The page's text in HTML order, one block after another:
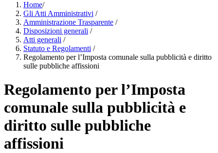
Home/
Gli Atti Amministrativi /
Amministrazione Trasparente /
Disposizioni generali /
Atti generali /
Statuto e Regolamenti /
Regolamento per l’Imposta comunale sulla pubblicità e diritto
sulle pubbliche affissioni
Regolamento per l’Imposta
comunale sulla pubblicità e
diritto sulle pubbliche
affissioni